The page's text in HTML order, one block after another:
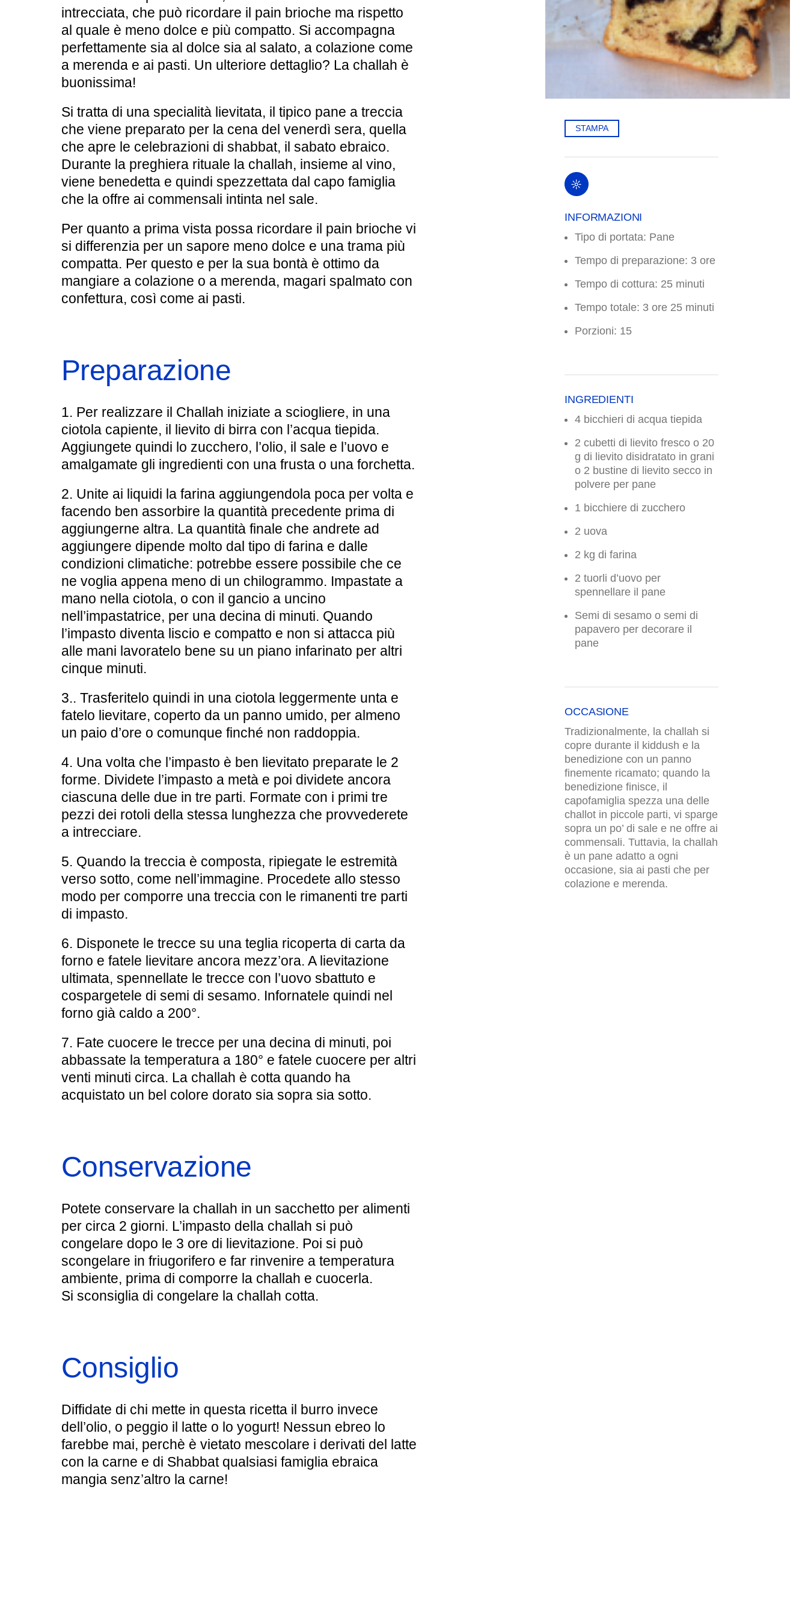
intrecciata, che può ricordare il pain brioche ma rispetto
al quale è meno dolce e più compatto. Si accompagna
perfettamente sia al dolce sia al salato, a colazione come
a merenda e ai pasti. Un ulteriore dettaglio? La challah è
buonissima!
Si tratta di una specialità lievitata, il tipico pane a treccia
che viene preparato per la cena del venerdì sera, quella
che apre le celebrazioni di shabbat, il sabato ebraico.
Durante la preghiera rituale la challah, insieme al vino,
viene benedetta e quindi spezzettata dal capo famiglia
che la offre ai commensali intinta nel sale.
Per quanto a prima vista possa ricordare il pain brioche vi
si differenzia per un sapore meno dolce e una trama più
compatta. Per questo e per la sua bontà è ottimo da
mangiare a colazione o a merenda, magari spalmato con
confettura, così come ai pasti.
Preparazione
1. Per realizzare il Challah iniziate a sciogliere, in una
ciotola capiente, il lievito di birra con l’acqua tiepida.
Aggiungete quindi lo zucchero, l’olio, il sale e l’uovo e
amalgamate gli ingredienti con una frusta o una forchetta.
2. Unite ai liquidi la farina aggiungendola poca per volta e
facendo ben assorbire la quantità precedente prima di
aggiungerne altra. La quantità finale che andrete ad
aggiungere dipende molto dal tipo di farina e dalle
condizioni climatiche: potrebbe essere possibile che ce
ne voglia appena meno di un chilogrammo. Impastate a
mano nella ciotola, o con il gancio a uncino
nell’impastatrice, per una decina di minuti. Quando
l’impasto diventa liscio e compatto e non si attacca più
alle mani lavoratelo bene su un piano infarinato per altri
cinque minuti.
3.. Trasferitelo quindi in una ciotola leggermente unta e
fatelo lievitare, coperto da un panno umido, per almeno
un paio d’ore o comunque finché non raddoppia.
4. Una volta che l’impasto è ben lievitato preparate le 2
forme. Dividete l’impasto a metà e poi dividete ancora
ciascuna delle due in tre parti. Formate con i primi tre
pezzi dei rotoli della stessa lunghezza che provvederete
a intrecciare.
5. Quando la treccia è composta, ripiegate le estremità
verso sotto, come nell’immagine. Procedete allo stesso
modo per comporre una treccia con le rimanenti tre parti
di impasto.
6. Disponete le trecce su una teglia ricoperta di carta da
forno e fatele lievitare ancora mezz’ora. A lievitazione
ultimata, spennellate le trecce con l’uovo sbattuto e
cospargetele di semi di sesamo. Infornatele quindi nel
forno già caldo a 200°.
7. Fate cuocere le trecce per una decina di minuti, poi
abbassate la temperatura a 180° e fatele cuocere per altri
venti minuti circa. La challah è cotta quando ha
acquistato un bel colore dorato sia sopra sia sotto.
Conservazione
Potete conservare la challah in un sacchetto per alimenti
per circa 2 giorni. L’impasto della challah si può
congelare dopo le 3 ore di lievitazione. Poi si può
scongelare in friugorifero e far rinvenire a temperatura
ambiente, prima di comporre la challah e cuocerla.
Si sconsiglia di congelare la challah cotta.
Consiglio
Diffidate di chi mette in questa ricetta il burro invece
dell’olio, o peggio il latte o lo yogurt! Nessun ebreo lo
farebbe mai, perchè è vietato mescolare i derivati del latte
con la carne e di Shabbat qualsiasi famiglia ebraica
mangia senz’altro la carne!
STAMPA
INFORMAZIONI
Tipo di portata: Pane
Tempo di preparazione: 3 ore
Tempo di cottura: 25 minuti
Tempo totale: 3 ore 25 minuti
Porzioni: 15
INGREDIENTI
4 bicchieri di acqua tiepida
2 cubetti di lievito fresco o 20
g di lievito disidratato in grani
o 2 bustine di lievito secco in
polvere per pane
1 bicchiere di zucchero
2 uova
2 kg di farina
2 tuorli d’uovo per
spennellare il pane
Semi di sesamo o semi di
papavero per decorare il
pane
OCCASIONE
Tradizionalmente, la challah si
copre durante il kiddush e la
benedizione con un panno
finemente ricamato; quando la
benedizione finisce, il
capofamiglia spezza una delle
challot in piccole parti, vi sparge
sopra un po’ di sale e ne offre ai
commensali. Tuttavia, la challah
è un pane adatto a ogni
occasione, sia ai pasti che per
colazione e merenda.